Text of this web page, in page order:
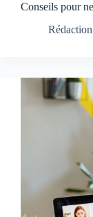
Conseils pour
Rédaction